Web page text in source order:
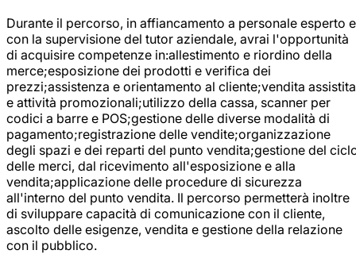
Durante il percorso, in affiancamento a personale esperto e
con la supervisione del tutor aziendale, avrai l'opportunità
di acquisire competenze in:allestimento e riordino della
merce;esposizione dei prodotti e verifica dei
prezzi;assistenza e orientamento al cliente;vendita assistita
e attività promozionali;utilizzo della cassa, scanner per
codici a barre e POS;gestione delle diverse modalità di
pagamento;registrazione delle vendite;organizzazione
degli spazi e dei reparti del punto vendita;gestione del
delle merci, dal ricevimento all'esposizione e alla
vendita;applicazione delle procedure di sicurezza
all'interno del punto vendita. Il percorso permetterà inoltre
di sviluppare capacità di comunicazione con il cliente,
ascolto delle esigenze, vendita e gestione della relazione
con il pubblico.